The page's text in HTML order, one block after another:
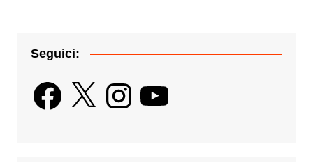
Seguici:
Facebook
X InstagramYouTube